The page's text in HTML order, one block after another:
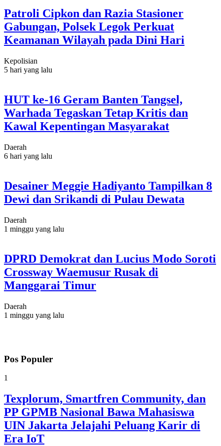
Patroli Cipkon dan Razia Stasioner
Gabungan, Polsek Legok Perkuat
Keamanan Wilayah pada Dini Hari
Kepolisian
5 hari yang lalu
HUT ke-16 Geram Banten Tangsel,
Warhada Tegaskan Tetap Kritis dan
Kawal Kepentingan Masyarakat
Daerah
6 hari yang lalu
Desainer Meggie Hadiyanto Tampilkan 8
Dewi dan Srikandi di Pulau Dewata
Daerah
1 minggu yang lalu
DPRD Demokrat dan Lucius Modo Soroti
Crossway Waemusur Rusak di
Manggarai Timur
Daerah
1 minggu yang lalu
Pos Populer
1
Texplorum, Smartfren Community, dan
PP GPMB Nasional Bawa Mahasiswa
UIN Jakarta Jelajahi Peluang Karir di
Era IoT